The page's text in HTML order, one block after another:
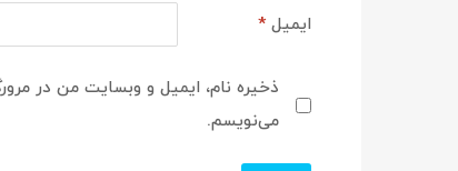
ایمیل*
ذخیره نام، ایمیل و وبسایت من در
می‌نویسم.